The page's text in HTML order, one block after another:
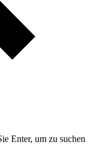
Enter, um zu suchen